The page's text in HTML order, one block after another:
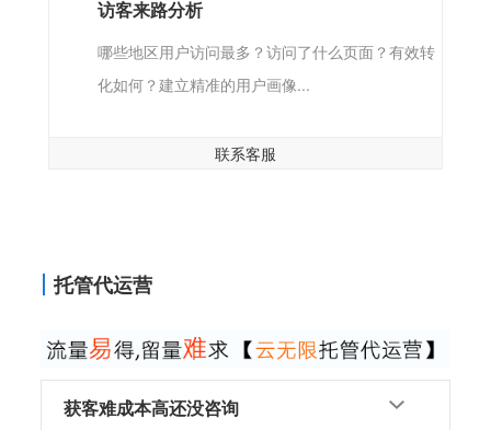
访客来路分析
哪些地区用户访问最多？访问了什么页面？有效转
化如何？建立精准的用户画像...
联系客服
托管代运营
获客难成本高还没咨询